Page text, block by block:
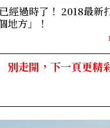
經過時了！ 2018最新
地方」！
別走開，下一頁更精